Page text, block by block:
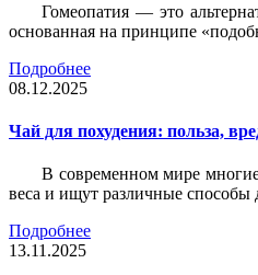
Гомеопатия — это
основанная на принципе
Подробнее
08.12.2025
Чай для похудения: польза,
В современном мире
веса и ищут различные способы
Подробнее
13.11.2025